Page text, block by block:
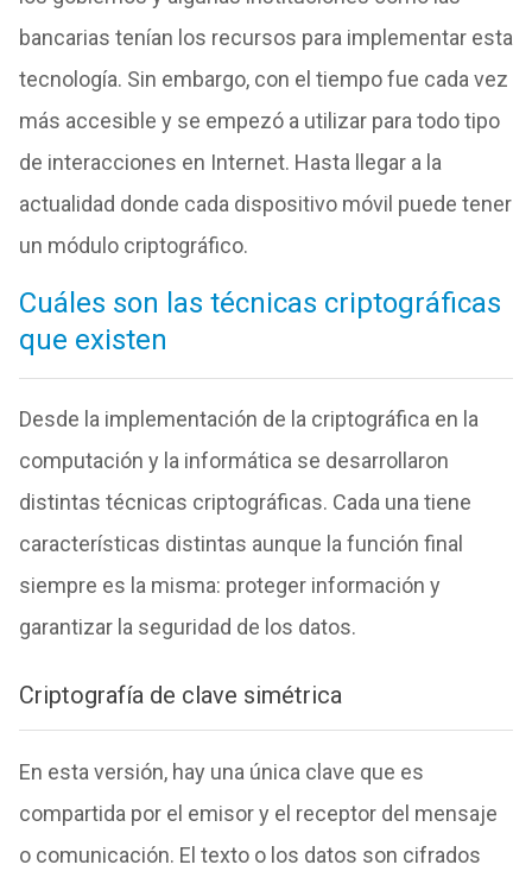
bancarias tenían los recursos para implementar esta
tecnología. Sin embargo, con el tiempo fue cada vez
más accesible y se empezó a utilizar para todo tipo
de interacciones en Internet. Hasta llegar a la
actualidad donde cada dispositivo móvil puede tener
un módulo criptográfico.
Cuáles son las técnicas criptográficas
que existen
Desde la implementación de la criptográfica en la
computación y la informática se desarrollaron
distintas técnicas criptográficas. Cada una tiene
características distintas aunque la función final
siempre es la misma: proteger información y
garantizar la seguridad de los datos.
Criptografía de clave simétrica
En esta versión, hay una única clave que es
compartida por el emisor y el receptor del mensaje
o comunicación. El texto o los datos son cifrados